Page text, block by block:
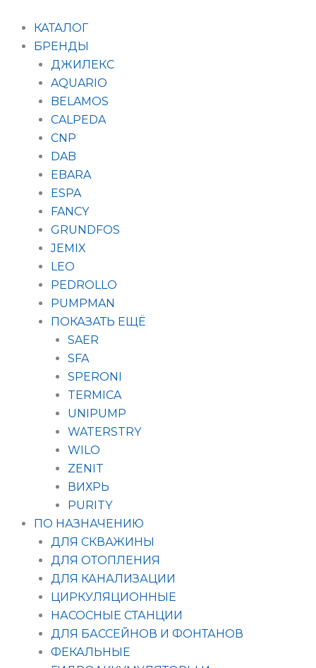
КАТАЛОГ
БРЕНДЫ
ДЖИЛЕКС
AQUARIO
BELAMOS
CALPEDA
CNP
DAB
EBARA
ESPA
FANCY
GRUNDFOS
JEMIX
LEO
PEDROLLO
PUMPMAN
ПОКАЗАТЬ ЕЩЁ
SAER
SFA
SPERONI
TERMICA
UNIPUMP
WATERSTRY
WILO
ZENIT
ВИХРЬ
PURITY
ПО НАЗНАЧЕНИЮ
ДЛЯ СКВАЖИНЫ
ДЛЯ ОТОПЛЕНИЯ
ДЛЯ КАНАЛИЗАЦИИ
ЦИРКУЛЯЦИОННЫЕ
НАСОСНЫЕ СТАНЦИИ
ДЛЯ БАССЕЙНОВ И ФОНТАНОВ
ФЕКАЛЬНЫЕ